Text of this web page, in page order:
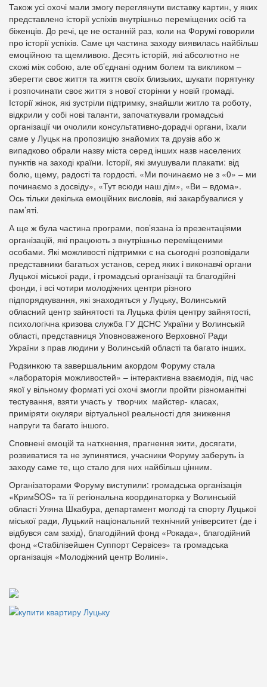
Також усі охочі мали змогу переглянути виставку картин, у яких
представлено історії успіхів внутрішньо переміщених осіб та
біженців. До речі, це не останній раз, коли на Форумі говорили
про історії успіхів. Саме ця частина заходу виявилась найбільш
емоційною та щемливою. Десять історій, які абсолютно не
схожі між собою, але об’єднані одним болем та викликом –
зберегти своє життя та життя своїх близьких, шукати порятунку
і розпочинати своє життя з нової сторінки у новій громаді.
Історії жінок, які зустріли підтримку, знайшли житло та роботу,
відкрили у собі нові таланти, започаткували громадські
організації чи очолили консультативно-дорадчі органи, їхали
саме у Луцьк на пропозицію знайомих та друзів або ж
випадково обрали назву міста серед інших назв населених
пунктів на заході країни. Історії, які змушували плакати: від
болю, щему, радості та гордості. «Ми починаємо не з «0» – ми
починаємо з досвіду», «Тут всюди наш дім», «Ви – вдома».
Ось тільки декілька емоційних висловів, які закарбувалися у
пам’яті.
А ще ж була частина програми, пов’язана із презентаціями
організацій, які працюють з внутрішньо переміщеними
особами. Які можливості підтримки є на сьогодні розповідали
представники багатьох установ, серед яких і виконавчі органи
Луцької міської ради, і громадські організації та благодійні
фонди, і всі чотири молодіжних центри різного
підпорядкування, які знаходяться у Луцьку, Волинський
обласний центр зайнятості та Луцька філія центру зайнятості,
психологічна кризова служба ГУ ДСНС України у Волинській
області, представниця Уповноваженого Верховної Ради
України з прав людини у Волинській області та багато інших.
Родзинкою та завершальним акордом Форуму стала
«лабораторія можливостей» – інтерактивна взаємодія, під час
якої у вільному форматі усі охочі змогли пройти різноманітні
тестування, взяти участь у творчих майстер- класах,
приміряти окуляри віртуальної реальності для зниження
напруги та багато іншого.
Сповнені емоцій та натхнення, прагнення жити, досягати,
розвиватися та не зупинятися, учасники Форуму заберуть із
заходу саме те, що стало для них найбільш цінним.
Організаторами Форуму виступили: громадська організація
«КримSOS» та її регіональна координаторка у Волинській
області Уляна Шкабура, департамент молоді та спорту Луцької
міської ради, Луцький національний технічний університет (де і
відбувся сам захід), благодійний фонд «Рокада», благодійний
фонд «Стабілізейшен Суппорт Сервісез» та громадська
організація «Молодіжний центр Волині».